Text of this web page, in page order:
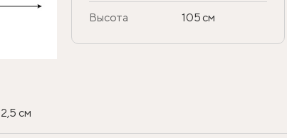
Высота 105 см
2,5 см